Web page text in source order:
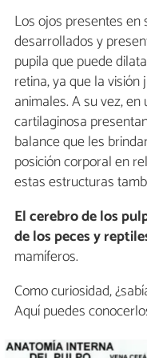
Los ojos presentes
desarrollados y
pupila que puede
retina, ya que la
animales. A su vez,
cartilaginosa
balance que les
posición corporal en
estas estructuras
El cerebro de los
de los peces y
mamíferos.
Como curiosidad,
Aquí puedes